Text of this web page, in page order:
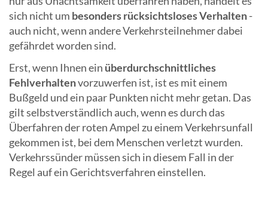
sich nicht um besonders rücksichtsloses Verhalten-
auch nicht, wenn andere Verkehrsteilnehmer dabei
gefährdet worden sind.
Erst, wenn Ihnen ein überdurchschnittliches
Fehlverhaltenvorzuwerfen ist, ist es mit einem
Bußgeld und ein paar Punkten nicht mehr getan. Das
gilt selbstverständlich auch, wenn es durch das
Überfahren der roten Ampel zu einem Verkehrsunfall
gekommen ist, bei dem Menschen verletzt wurden.
Verkehrssünder müssen sich in diesem Fall in der
Regel auf ein Gerichtsverfahren einstellen.